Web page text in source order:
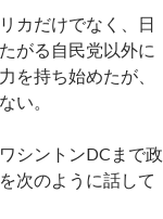
カだけでなく、日
がる自民党以外に
を持ち始めたが、
い。
シントンDCまで政
次のように話して